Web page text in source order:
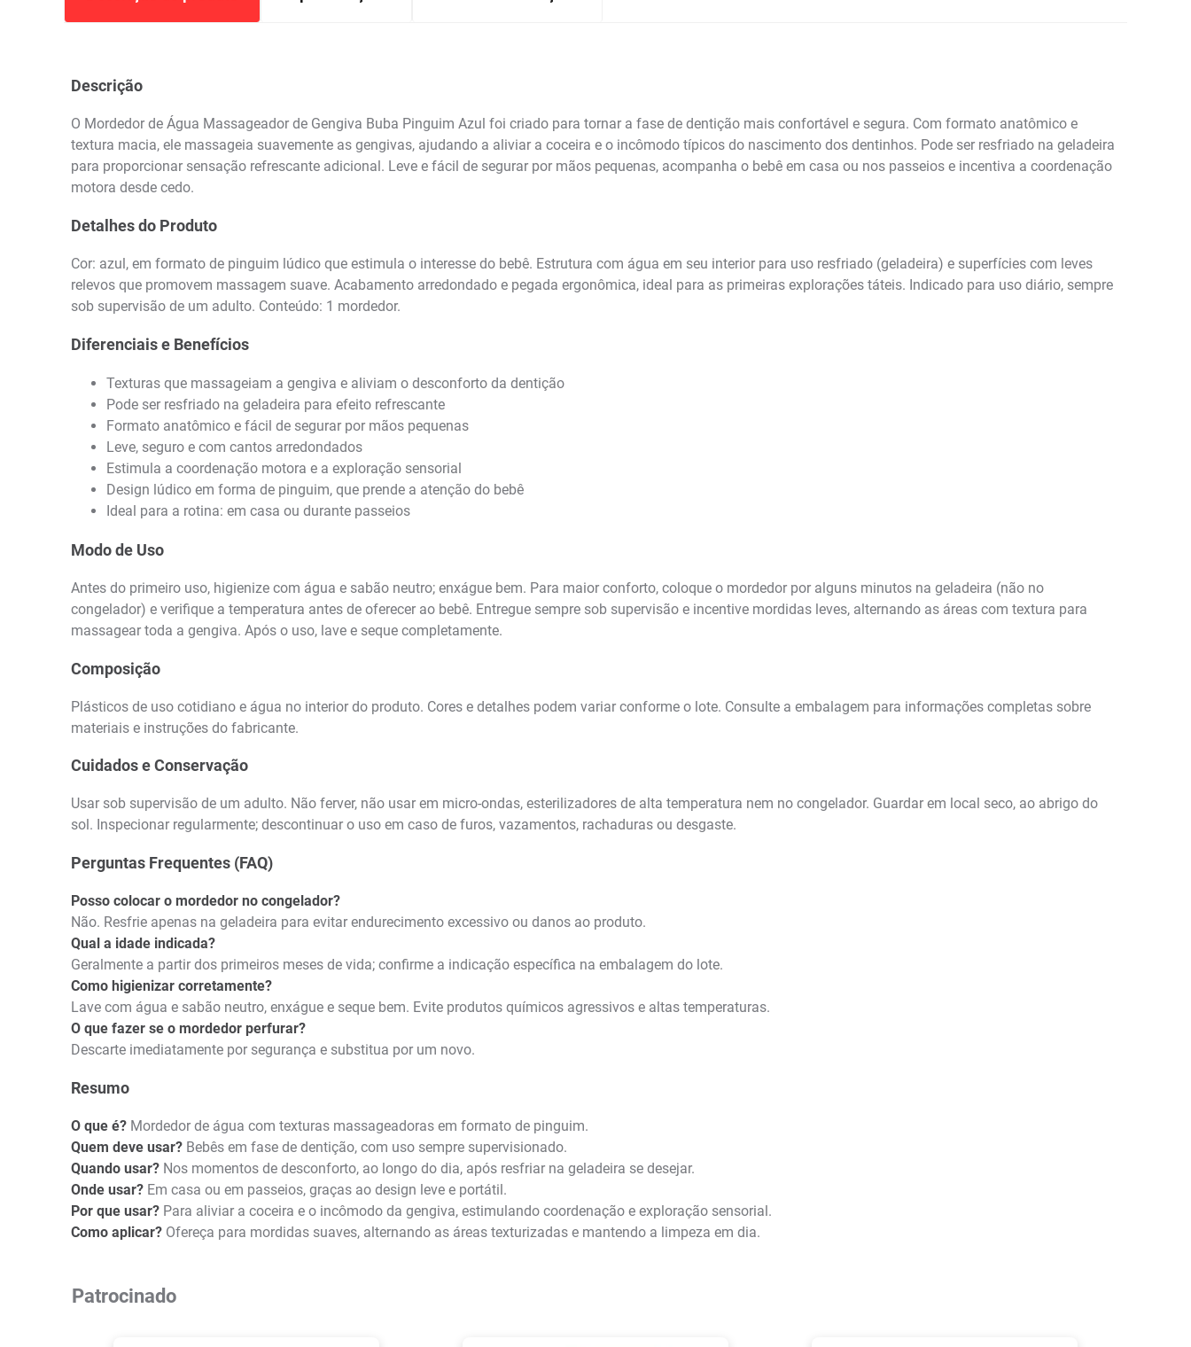
Descrição
O Mordedor de Água Massageador de Gengiva Buba Pinguim Azul foi criado para tornar a fase de dentição mais confortável e segura. Com formato anatômico e
textura macia, ele massageia suavemente as gengivas, ajudando a aliviar a coceira e o incômodo típicos do nascimento dos dentinhos. Pode ser resfriado na geladeira
para proporcionar sensação refrescante adicional. Leve e fácil de segurar por mãos pequenas, acompanha o bebê em casa ou nos passeios e incentiva a coordenação
motora desde cedo.
Detalhes do Produto
Cor: azul, em formato de pinguim lúdico que estimula o interesse do bebê. Estrutura com água em seu interior para uso resfriado (geladeira) e superfícies com leves
relevos que promovem massagem suave. Acabamento arredondado e pegada ergonômica, ideal para as primeiras explorações táteis. Indicado para uso diário, sempre
sob supervisão de um adulto. Conteúdo: 1 mordedor.
Diferenciais e Benefícios
Texturas que massageiam a gengiva e aliviam o desconforto da dentição
Pode ser resfriado na geladeira para efeito refrescante
Formato anatômico e fácil de segurar por mãos pequenas
Leve, seguro e com cantos arredondados
Estimula a coordenação motora e a exploração sensorial
Design lúdico em forma de pinguim, que prende a atenção do bebê
Ideal para a rotina: em casa ou durante passeios
Modo de Uso
Antes do primeiro uso, higienize com água e sabão neutro; enxágue bem. Para maior conforto, coloque o mordedor por alguns minutos na geladeira (não no
congelador) e verifique a temperatura antes de oferecer ao bebê. Entregue sempre sob supervisão e incentive mordidas leves, alternando as áreas com textura para
massagear toda a gengiva. Após o uso, lave e seque completamente.
Composição
Plásticos de uso cotidiano e água no interior do produto. Cores e detalhes podem variar conforme o lote. Consulte a embalagem para informações completas sobre
materiais e instruções do fabricante.
Cuidados e Conservação
Usar sob supervisão de um adulto. Não ferver, não usar em micro-ondas, esterilizadores de alta temperatura nem no congelador. Guardar em local seco, ao abrigo do
sol. Inspecionar regularmente; descontinuar o uso em caso de furos, vazamentos, rachaduras ou desgaste.
Perguntas Frequentes (FAQ)
Posso colocar o mordedor no congelador?
Não. Resfrie apenas na geladeira para evitar endurecimento excessivo ou danos ao produto.
Qual a idade indicada?
Geralmente a partir dos primeiros meses de vida; confirme a indicação específica na embalagem do lote.
Como higienizar corretamente?
Lave com água e sabão neutro, enxágue e seque bem. Evite produtos químicos agressivos e altas temperaturas.
O que fazer se o mordedor perfurar?
Descarte imediatamente por segurança e substitua por um novo.
Resumo
O que é? Mordedor de água com texturas massageadoras em formato de pinguim.
Quem deve usar? Bebês em fase de dentição, com uso sempre supervisionado.
Quando usar? Nos momentos de desconforto, ao longo do dia, após resfriar na geladeira se desejar.
Onde usar? Em casa ou em passeios, graças ao design leve e portátil.
Por que usar? Para aliviar a coceira e o incômodo da gengiva, estimulando coordenação e exploração sensorial.
Como aplicar? Ofereça para mordidas suaves, alternando as áreas texturizadas e mantendo a limpeza em dia.
Patrocinado